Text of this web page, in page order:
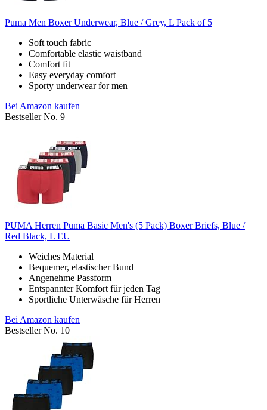
Puma Men Boxer Underwear, Blue / Grey, L Pack of 5
Soft touch fabric
Comfortable elastic waistband
Comfort fit
Easy everyday comfort
Sporty underwear for men
Bei Amazon kaufen
Bestseller No. 9
PUMA Herren Puma Basic Men's (5 Pack) Boxer Briefs, Blue /
Red Black, L EU
Weiches Material
Bequemer, elastischer Bund
Angenehme Passform
Entspannter Komfort für jeden Tag
Sportliche Unterwäsche für Herren
Bei Amazon kaufen
Bestseller No. 10